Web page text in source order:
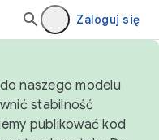
Zaloguj się
naszego modelu
stabilność
publikować kod